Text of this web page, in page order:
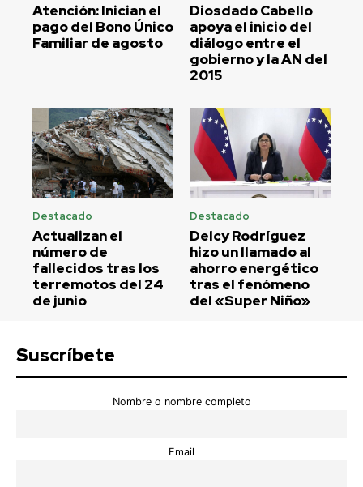
Atención: Inician el
pago del Bono Único
Familiar de agosto
Diosdado Cabello
apoya el inicio del
diálogo entre el
gobierno y la AN del
2015
Destacado
Actualizan el
número de
fallecidos tras los
terremotos del 24
de junio
Destacado
Delcy Rodríguez
hizo un llamado al
ahorro energético
tras el fenómeno
del «Super Niño»
Suscríbete
Nombre o nombre completo
Email